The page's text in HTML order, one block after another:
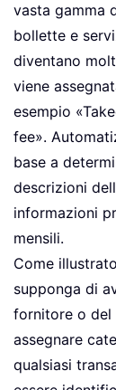
vasta gamma
bollette e
diventano
viene
esempio
fee».
base a
descrizioni
informazioni
mensili.
Come
supponga di
fornitore o del
assegnare
qualsiasi